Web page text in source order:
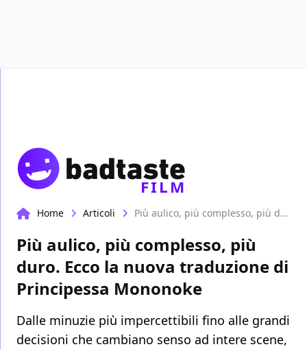
FILM
Home Articoli Più aulico, più complesso, più duro. Ecco la nuova traduzione di Principessa Mononoke
Più aulico, più complesso, più
duro. Ecco la nuova traduzione di
Principessa Mononoke
Dalle minuzie più impercettibili fino alle grandi
decisioni che cambiano senso ad intere scene,